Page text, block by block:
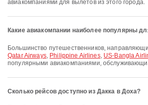
авиакомпаниями для вылетов из этого города.
Какие авиакомпании наиболее популярны
Большинство путешественников,
Qatar Airways, Philippine Airlines, US-Bangla
популярными авиакомпаниями,
Сколько рейсов доступно из Дакка в Доха?